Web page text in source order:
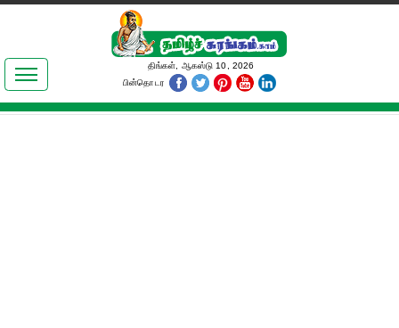
இலக்கியங்கள்
தமிழ் உலகம்
திங்கள், ஆகஸ்டு 10, 2026
பின்தொடர